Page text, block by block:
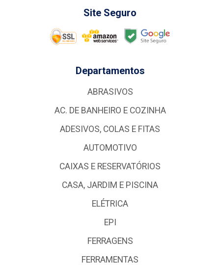
Site Seguro
Departamentos
ABRASIVOS
AC. DE BANHEIRO E COZINHA
ADESIVOS, COLAS E FITAS
AUTOMOTIVO
CAIXAS E RESERVATÓRIOS
CASA, JARDIM E PISCINA
ELÉTRICA
EPI
FERRAGENS
FERRAMENTAS